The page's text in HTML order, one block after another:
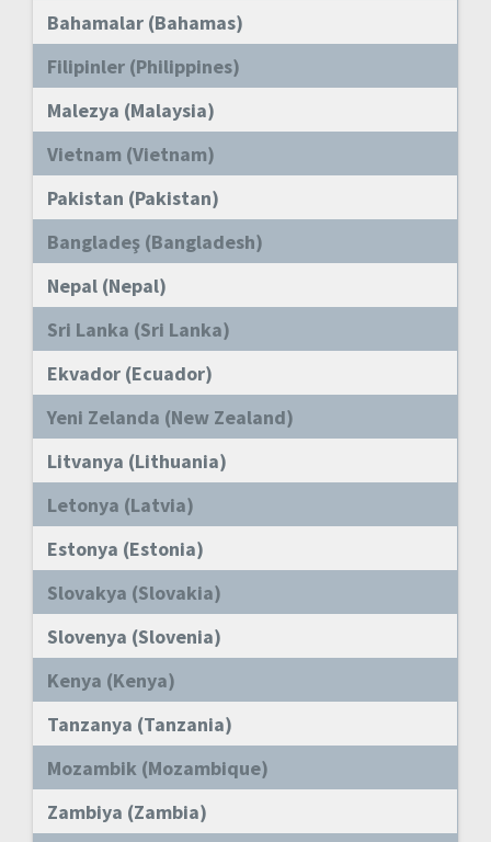
Bahamalar (Bahamas)
Filipinler (Philippines)
Malezya (Malaysia)
Vietnam (Vietnam)
Pakistan (Pakistan)
Bangladeş (Bangladesh)
Nepal (Nepal)
Sri Lanka (Sri Lanka)
Ekvador (Ecuador)
Yeni Zelanda (New Zealand)
Litvanya (Lithuania)
Letonya (Latvia)
Estonya (Estonia)
Slovakya (Slovakia)
Slovenya (Slovenia)
Kenya (Kenya)
Tanzanya (Tanzania)
Mozambik (Mozambique)
Zambiya (Zambia)